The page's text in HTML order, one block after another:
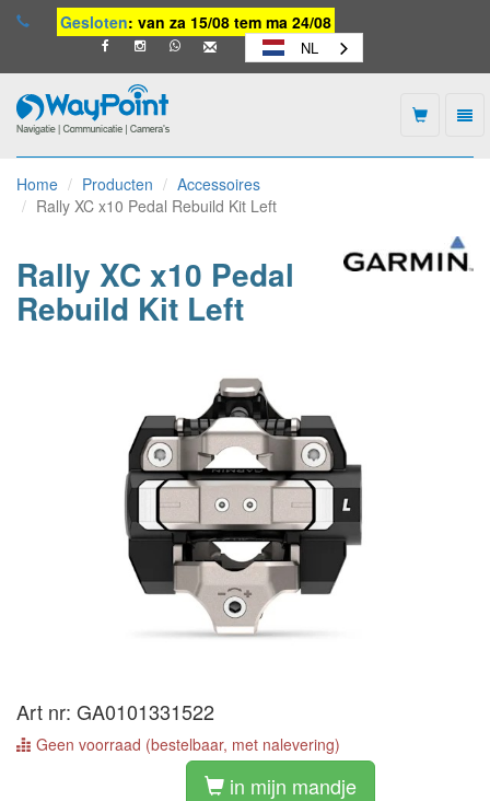
Gesloten: van za 15/08 tem ma 24/08
NL
-
naar
homepage
Home Producten
Accessoires
Rally XC x10 Pedal Rebuild Kit Left
Rally XC x10 Pedal
Rebuild Kit Left
Art nr: GA0101331522
Geen voorraad (bestelbaar, met nalevering)
in mijn mandje